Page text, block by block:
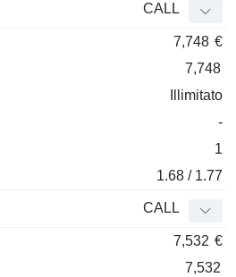
CALL
7,748 €
7,748
Illimitato
-
1
1.68 / 1.77
CALL
7,532 €
7,532